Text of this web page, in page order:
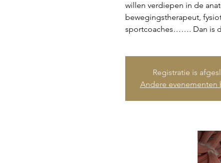
willen verdiepen in de
bewegingstherapeut,
sportcoaches……. Dan is
Registratie is
Andere evenementen